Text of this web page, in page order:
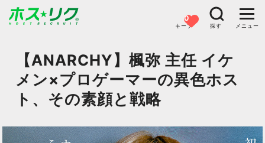
0
キープ 探す メニュー
【ANARCHY】楓弥 主任 イケ
メン×プロゲーマーの異色ホス
ト、その素顔と戦略